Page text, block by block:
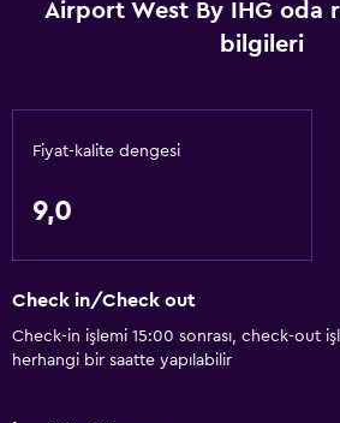
Airport West By IHG oda
bilgileri
Fiyat-kalite dengesi
9,0
Check in/Check out
Check-in işlemi 15:00 sonrası, check-out
herhangi bir saatte yapılabilir